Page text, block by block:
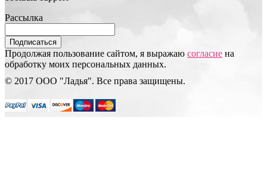
Рассылка
Подписаться
Продолжая пользование сайтом, я выражаю согласие на
обработку моих персональных данных.
© 2017 ООО "Ладья". Все права защищены.